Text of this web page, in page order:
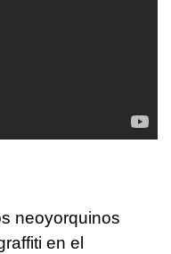
neoyorquinos
en el